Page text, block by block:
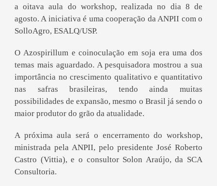
a oitava aula do workshop, realizada no dia 8 de
agosto. A iniciativa é uma cooperação da ANPII com o
SolloAgro, ESALQ/USP.
O Azospirillum e coinoculação em soja era uma dos
temas mais aguardado. A pesquisadora mostrou a sua
importância no crescimento qualitativo e quantitativo
nas safras brasileiras, tendo ainda muitas
possibilidades de expansão, mesmo o Brasil já sendo o
maior produtor do grão da atualidade.
A próxima aula será o encerramento do workshop,
ministrada pela ANPII, pelo presidente José Roberto
Castro (Vittia), e o consultor Solon Araújo, da SCA
Consultoria.